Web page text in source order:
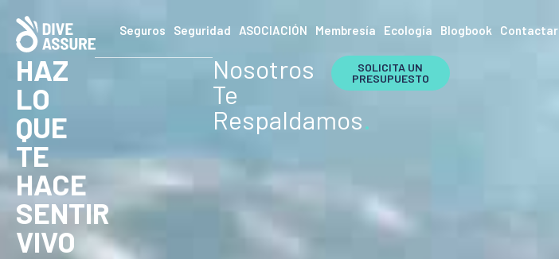
Seguros Seguridad ASOCIACIÓN Membresía Ecología Blogbook Contactar
HAZ
LO
QUE
TE
HACE
SENTIR
VIVO
Nosotros
Te
Respaldamos.
SOLICITA UN
PRESUPUESTO